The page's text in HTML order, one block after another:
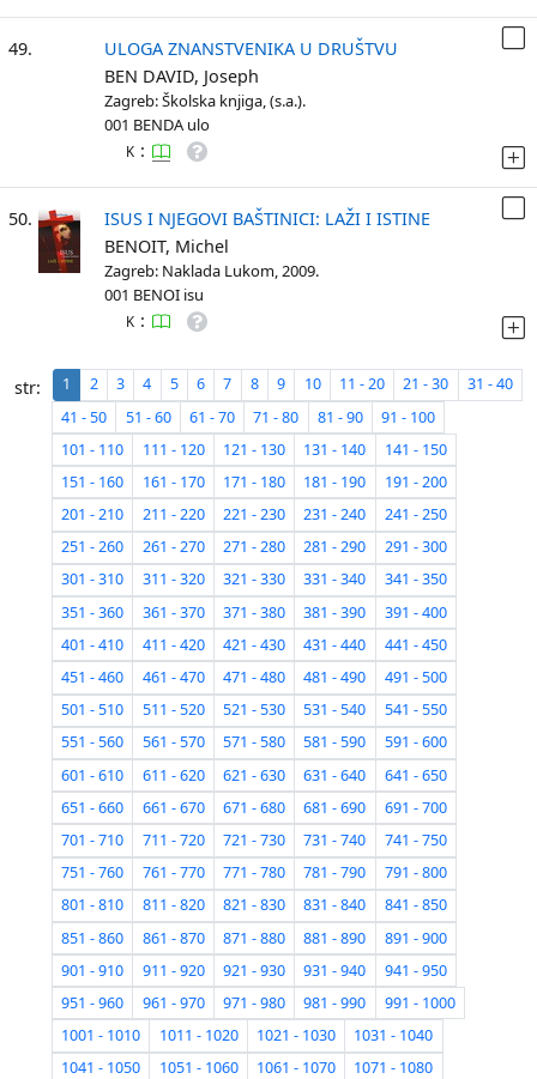
49.
ULOGA ZNANSTVENIKA U DRUŠTVU
BEN DAVID, Joseph
Zagreb: Školska knjiga, (s.a.).
001 BENDA ulo
K :
50.
ISUS I NJEGOVI BAŠTINICI: LAŽI I ISTINE
BENOIT, Michel
Zagreb: Naklada Lukom, 2009.
001 BENOI isu
K :
str: 1 2 3 4 5 6 7 8 9 10 11 - 20 21 - 30
31 - 40
41 - 50
51 - 60 61 - 70 71 - 80 81 - 90
91 - 100
101 - 110
111 - 120 121 - 130 131 - 140
141 - 150
151 - 160
161 - 170 171 - 180 181 - 190
191 - 200
201 - 210
211 - 220 221 - 230 231 - 240
241 - 250
251 - 260
261 - 270 271 - 280 281 - 290
291 - 300
301 - 310
311 - 320 321 - 330 331 - 340
341 - 350
351 - 360
361 - 370 371 - 380 381 - 390
391 - 400
401 - 410
411 - 420 421 - 430 431 - 440
441 - 450
451 - 460
461 - 470 471 - 480 481 - 490
491 - 500
501 - 510
511 - 520 521 - 530 531 - 540
541 - 550
551 - 560
561 - 570 571 - 580 581 - 590
591 - 600
601 - 610
611 - 620 621 - 630 631 - 640
641 - 650
651 - 660
661 - 670 671 - 680 681 - 690
691 - 700
701 - 710
711 - 720 721 - 730 731 - 740
741 - 750
751 - 760
761 - 770 771 - 780 781 - 790
791 - 800
801 - 810
811 - 820 821 - 830 831 - 840
841 - 850
851 - 860
861 - 870 871 - 880 881 - 890
891 - 900
901 - 910
911 - 920 921 - 930 931 - 940
941 - 950
951 - 960
961 - 970 971 - 980 981 - 990
991 - 1000
1001 - 1010
1011 - 1020 1021 - 1030
1031 - 1040
1041 - 1050
1051 - 1060 1061 - 1070 1071 - 1080